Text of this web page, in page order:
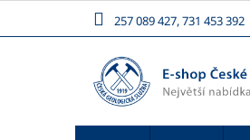
obsah
257 089 427, 731 453 392